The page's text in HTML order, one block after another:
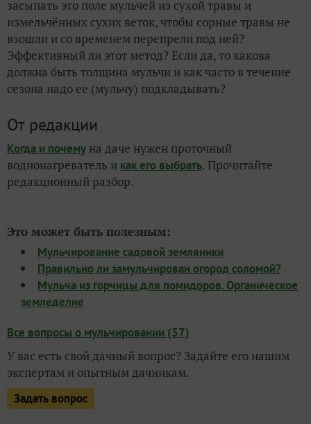
засыпать это поле мульчей из сухой травы и
измельчённых сухих веток, чтобы сорные травы не
взошли и со временем перепрели под ней?
Эффективный ли этот метод? Если да, то какова
должна быть толщина мульчи и как часто в течение
сезона надо ее (мульчу) подкладывать?
От редакции
Когда и почему на даче нужен проточный
воднонагреватель и как его выбрать. Прочитайте
редакционный разбор.
Это может быть полезным:
Мульчирование садовой земляники
Правильно ли замульчирован огород соломой?
Мульча из горчицы для помидоров. Органическое
земледелие
Все вопросы о мульчировании (57)
У вас есть свой дачный вопрос? Задайте его нашим
экспертам и опытным дачникам.
Задать вопрос